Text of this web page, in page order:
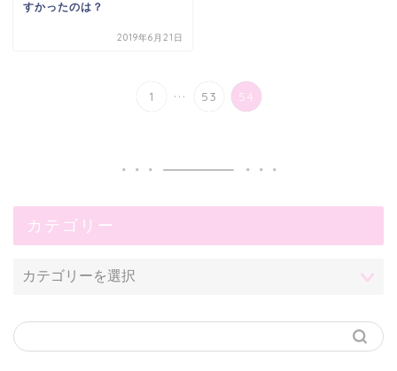
すかったのは？
2019年6月21日
1 ... 53 54
カテゴリー